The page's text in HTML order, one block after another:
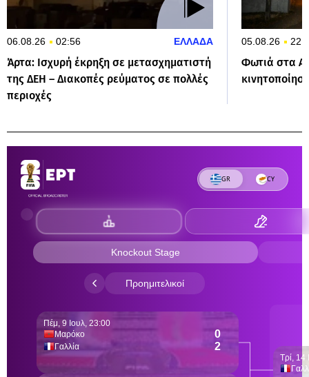
06.08.26 02:56 ΕΛΛΑΔΑ
Άρτα: Ισχυρή έκρηξη σε μετασχηματιστή
της ΔΕΗ – Διακοπές ρεύματος σε πολλές
περιοχές
05.08.26
Φωτιά στα